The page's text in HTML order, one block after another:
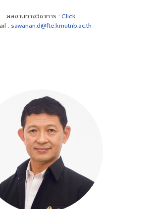
ผลงานทางวิชาการ : Click
: sawanan.d@fte.kmutnb.ac.th